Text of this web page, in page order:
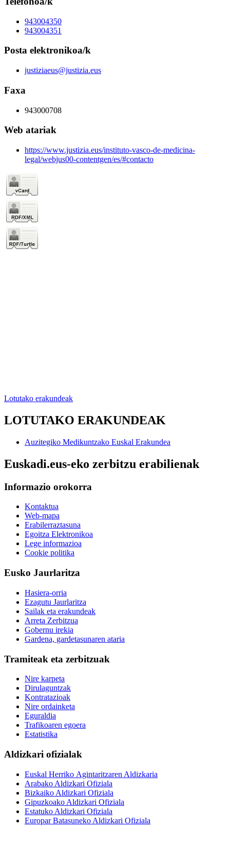
943004350
943004351
Posta elektronikoa/k
justiziaeus@justizia.eus
Faxa
943000708
Web atariak
https://www.justizia.eus/instituto-vasco-de-medicina-
legal/webjus00-contentgen/es/#contacto
Lotutako erakundeak
LOTUTAKO ERAKUNDEAK
Auzitegiko Medikuntzako Euskal Erakundea
Euskadi.eus-eko zerbitzu erabilienak
Informazio orokorra
Kontaktua
Web-mapa
Erabilerraztasuna
Egoitza Elektronikoa
Lege informazioa
Cookie politika
Eusko Jaurlaritza
Hasiera-orria
Ezagutu Jaurlaritza
Sailak eta erakundeak
Arreta Zerbitzua
Gobernu irekia
Gardena, gardetasunaren ataria
Tramiteak eta zerbitzuak
Nire karpeta
Dirulaguntzak
Kontratazioak
Nire ordainketa
Eguraldia
Trafikoaren egoera
Estatistika
Aldizkari ofizialak
Euskal Herriko Agintaritzaren Aldizkaria
Arabako Aldizkari Ofiziala
Bizkaiko Aldizkari Ofiziala
Gipuzkoako Aldizkari Ofiziala
Estatuko Aldizkari Ofiziala
Europar Batasuneko Aldizkari Ofiziala